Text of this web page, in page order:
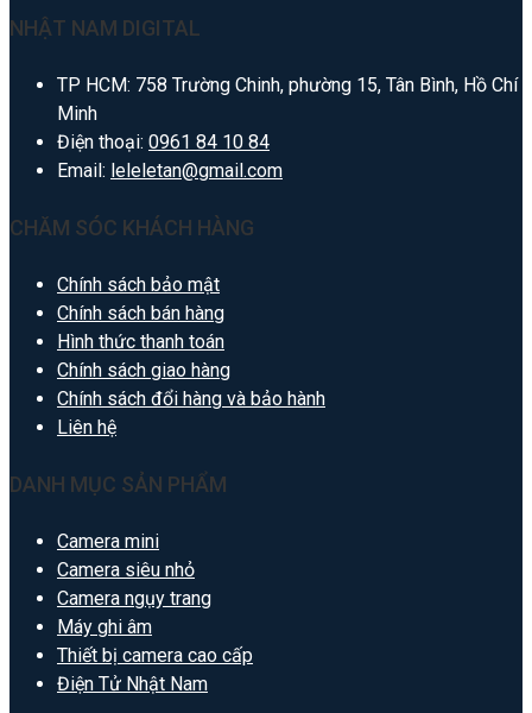
NHẬT NAM DIGITAL
TP HCM: 758 Trường Chinh, phường 15, Tân Bình, Hồ Chí
Minh
Điện thoại: 0961 84 10 84
Email: leleletan@gmail.com
CHĂM SÓC KHÁCH HÀNG
Chính sách bảo mật
Chính sách bán hàng
Hình thức thanh toán
Chính sách giao hàng
Chính sách đổi hàng và bảo hành
Liên hệ
DANH MỤC SẢN PHẨM
Camera mini
Camera siêu nhỏ
Camera ngụy trang
Máy ghi âm
Thiết bị camera cao cấp
Điện Tử Nhật Nam